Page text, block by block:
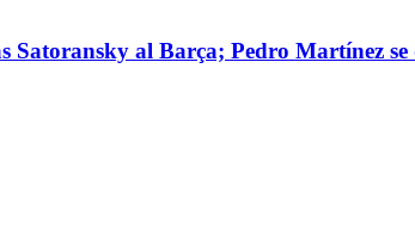
Satoransky al Barça; Pedro Martínez se